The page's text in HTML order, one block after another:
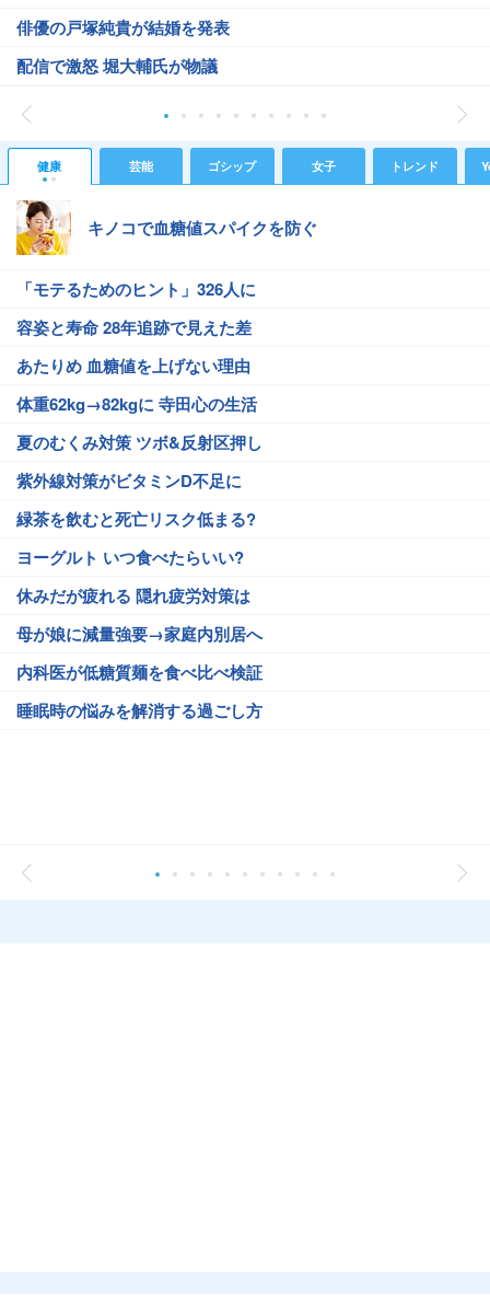
俳優の戸塚純貴が結婚を発表
配信で激怒 堀大輔氏が物議
健康 芸能 ゴシップ 女子 トレンド
キノコで血糖値スパイクを防ぐ
「モテるためのヒント」326人に
容姿と寿命 28年追跡で見えた差
あたりめ 血糖値を上げない理由
体重62kg→82kgに 寺田心の生活
夏のむくみ対策 ツボ&反射区押し
紫外線対策がビタミンD不足に
緑茶を飲むと死亡リスク低まる?
ヨーグルト いつ食べたらいい?
休みだが疲れる 隠れ疲労対策は
母が娘に減量強要→家庭内別居へ
内科医が低糖質麺を食べ比べ検証
睡眠時の悩みを解消する過ごし方